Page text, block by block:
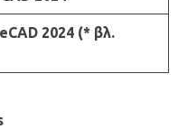
2024 (* βλ.